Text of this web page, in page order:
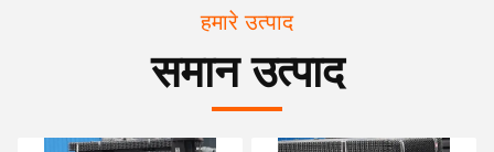
हमारे उत्पाद
समान उत्पाद